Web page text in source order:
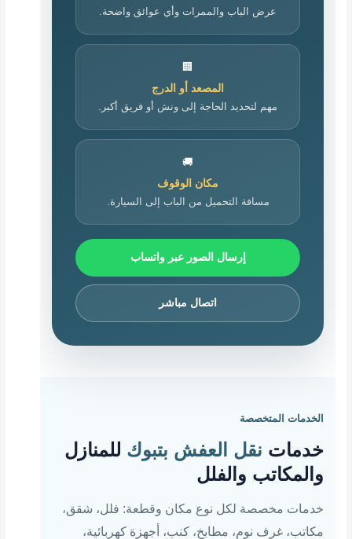
عرض الباب والممرات وأي عوائق واضحة.
🏢
المصعد أو الدرج
مهم لتحديد الحاجة إلى ونش أو فريق أكبر.
🚚
مكان الوقوف
مسافة التحميل من الباب إلى السيارة.
إرسال الصور عبر واتساب
اتصال مباشر
الخدمات المتخصصة
خدمات نقل العفش بتبوك للمنازل
والمكاتب والفلل
خدمات مخصصة لكل نوع مكان وقطعة: فلل، شقق،
مكاتب، غرف نوم، مطابخ، كنب، أجهزة كهربائية،